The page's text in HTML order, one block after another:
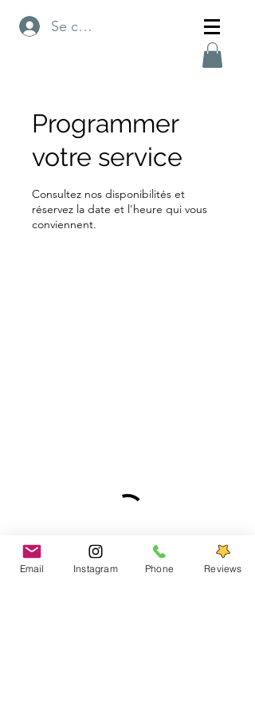
Se connecter
Programmer
votre service
Consultez nos disponibilités et
réservez la date et l'heure qui vous
conviennent.
Email Instagram Phone Reviews